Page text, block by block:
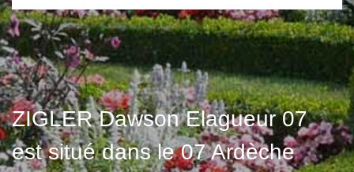
ZIGLER Dawson Elagueur 07
est situé dans le 07 Ardèche